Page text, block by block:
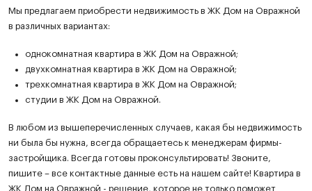
Мы предлагаем приобрести недвижимость в ЖК Дом на Овражной
в различных вариантах:
однокомнатная квартира в ЖК Дом на Овражной;
двухкомнатная квартира в ЖК Дом на Овражной;
трехкомнатная квартира в ЖК Дом на Овражной;
студии в ЖК Дом на Овражной.
В любом из вышеперечисленных случаев, какая бы недвижимость
ни была бы нужна, всегда обращаетесь к менеджерам фирмы-
застройщика. Всегда готовы проконсультировать! Звоните,
пишите – все контактные данные есть на нашем сайте! Квартира в
ЖК Дом на Овражной - решение, которое не только поможет